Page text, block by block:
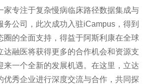
家专注于复杂慢病临床路径数据集成与
务公司，此次成功入驻iCampus，得到
圈的全面支持，得益于阿斯利康在全球
达融医将获得更多的合作机会和资源支
来一个全新的发展机遇。在这里，立达
优秀企业进行深度交流与合作，共同探